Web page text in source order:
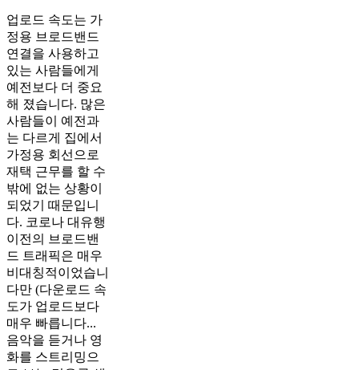
업로드 속도는 가
정용 브로드밴드
연결을 사용하고
있는 사람들에게
예전보다 더 중요
해 졌습니다. 많은
사람들이 예전과
는 다르게 집에서
가정용 회선으로
재택 근무를 할 수
밖에 없는 상황이
되었기 때문입니
다. 코로나 대유행
이전의 브로드밴
드 트래픽은 매우
비대칭적이었습니
다만 (다운로드 속
도가 업로드보다
매우 빠릅니다...
음악을 듣거나 영
화를 스트리밍으